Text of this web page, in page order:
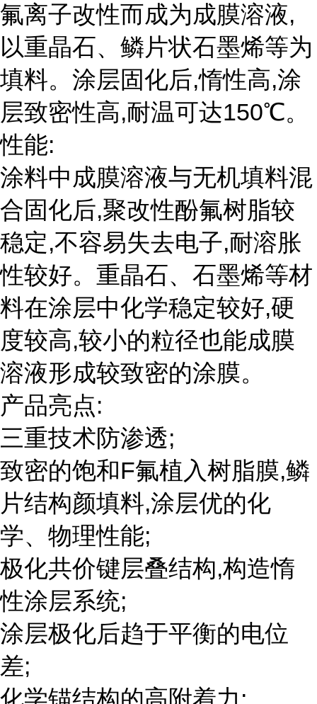
氟离子改性而成为成膜溶液,
以重晶石、鳞片状石墨烯等为
填料。涂层固化后,惰性高,涂
层致密性高,耐温可达150℃。
性能:
涂料中成膜溶液与无机填料混
合固化后,聚改性酚氟树脂较
稳定,不容易失去电子,耐溶胀
性较好。重晶石、石墨烯等材
料在涂层中化学稳定较好,硬
度较高,较小的粒径也能成膜
溶液形成较致密的涂膜。
产品亮点:
三重技术防渗透;
致密的饱和F氟植入树脂膜,鳞
片结构颜填料,涂层优的化
学、物理性能;
极化共价键层叠结构,构造惰
性涂层系统;
涂层极化后趋于平衡的电位
差;
化学锚结构的高附着力;